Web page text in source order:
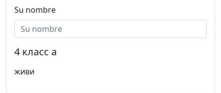
Su nombre
4 класс а
живи